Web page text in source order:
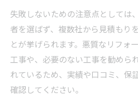
は
高耐久な住まいを目指す埼
リフォーム耐久性向上
法
長期保証が魅力のリフォ
失敗しないための注意点としては
者を選ばず、複数社から見積もり
とが挙げられます。悪質なリフォ
工事や、必要のない工事を勧めら
れているため、実績や口コミ、保
確認してください。